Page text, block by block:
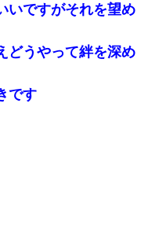
を貸してほしい」私「貸す
したら泣き出して・・私
てみた結果ｗｗｗｗｗｗｗ
て」私「しつこい、学校斡
通報したら「志望校を変え
いですがそれを望め
どうやって絆を深め
です